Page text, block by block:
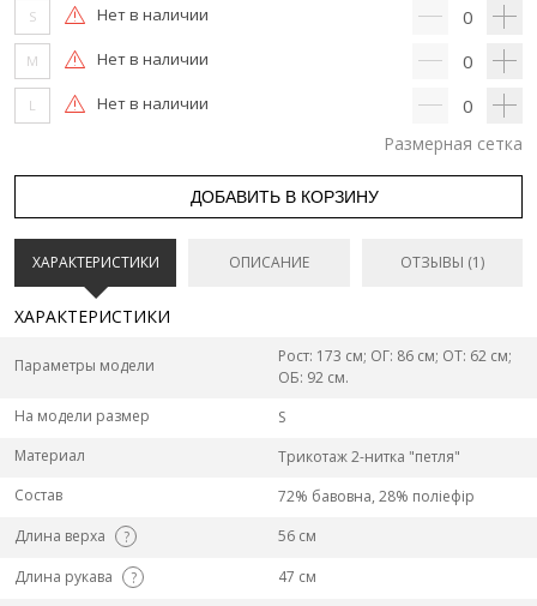
S Нет в наличии 0
M Нет в наличии 0
L Нет в наличии 0
Размерная сетка
ДОБАВИТЬ В КОРЗИНУ
ХАРАКТЕРИСТИКИ ОПИСАНИЕ ОТЗЫВЫ (1)
ХАРАКТЕРИСТИКИ
Параметры модели
Рост: 173 см; ОГ: 86 см; ОТ: 62 см;
ОБ: 92 см.
На модели размер
S
Материал
Трикотаж 2-нитка "петля"
Состав
72% бавовна, 28% поліефір
Длина верха
?
56 см
Длина рукава
?
47 см